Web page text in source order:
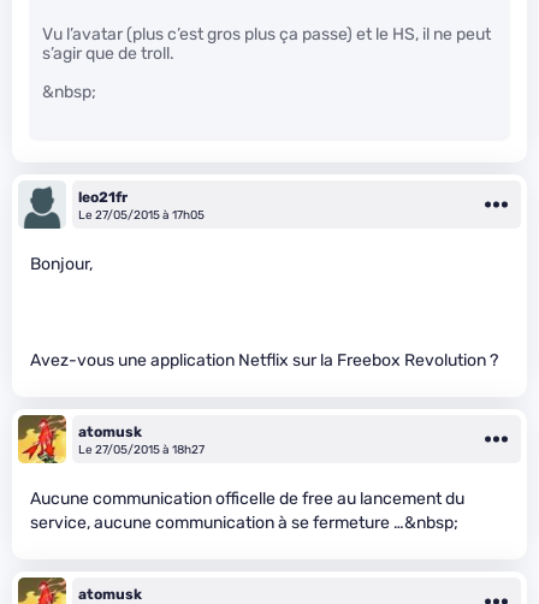
Vu l’avatar (plus c’est gros plus ça passe) et le HS, il ne peut
s’agir que de troll.
&nbsp;
leo21fr
Le 27/05/2015 à 17h05
Bonjour,
Avez-vous une application Netflix sur la Freebox Revolution ?
atomusk
Le 27/05/2015 à 18h27
Aucune communication officelle de free au lancement du
service, aucune communication à se fermeture …&nbsp;
atomusk